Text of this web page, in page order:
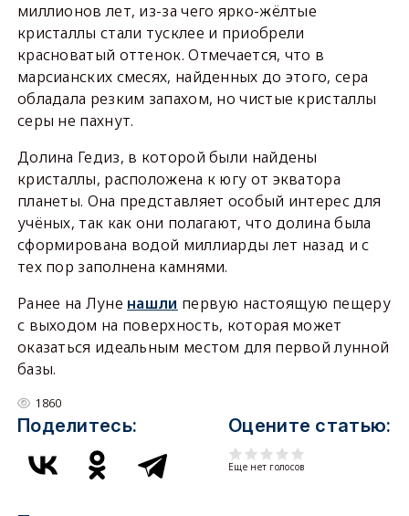
миллионов лет, из-за чего ярко-жёлтые
кристаллы стали тусклее и приобрели
красноватый оттенок. Отмечается, что в
марсианских смесях, найденных до этого, сера
обладала резким запахом, но чистые кристаллы
серы не пахнут.
Долина Гедиз, в которой были найдены
кристаллы, расположена к югу от экватора
планеты. Она представляет особый интерес для
учёных, так как они полагают, что долина была
сформирована водой миллиарды лет назад и с
тех пор заполнена камнями.
Ранее на Луне нашли первую настоящую пещеру
с выходом на поверхность, которая может
оказаться идеальным местом для первой лунной
базы.
1860
Поделитесь: Оцените статью:
Еще нет голосов